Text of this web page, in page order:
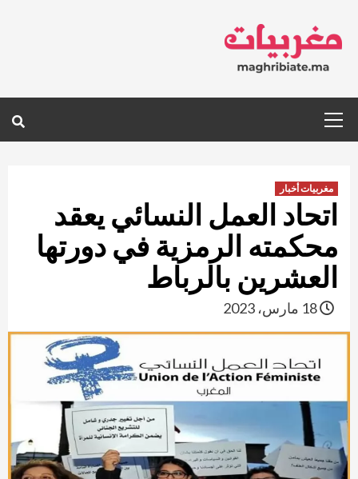
content
Menu
مغربيات أخبار
اتحاد العمل النسائي يعقد
محكمته الرمزية في دورتها
العشرين بالرباط